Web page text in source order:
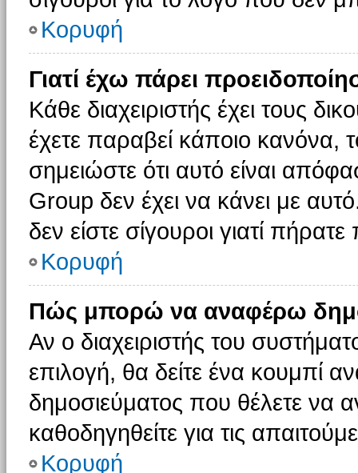
Κορυφή
Γιατί έχω πάρει
Κάθε διαχειριστής έχει τους
έχετε παραβεί κάποιο κανόνα,
σημειώστε ότι αυτό είναι
Group δεν έχει να κάνει με
δεν είστε σίγουροι γιατί
Κορυφή
Πώς μπορώ να αναφέρω
Αν ο διαχειριστής του
επιλογή, θα δείτε ένα κουμπί
δημοσιεύματος που θέλετε να
καθοδηγηθείτε για τις
Κορυφή